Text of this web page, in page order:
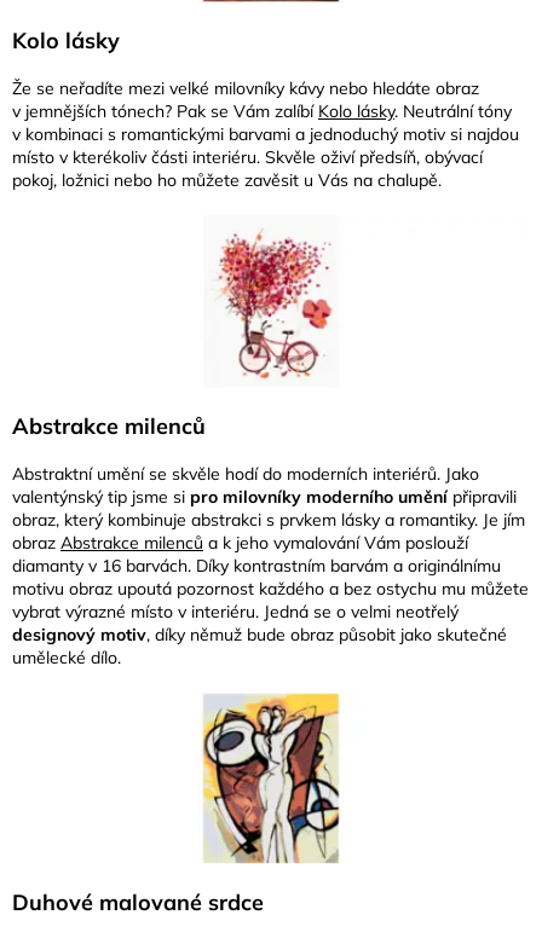
Kolo lásky
Že se neřadíte mezi velké milovníky kávy nebo hledáte obraz
v jemnějších tónech? Pak se Vám zalíbí Kolo lásky. Neutrální tóny
v kombinaci s romantickými barvami a jednoduchý motiv si najdou
místo v kterékoliv části interiéru. Skvěle oživí předsíň, obývací
pokoj, ložnici nebo ho můžete zavěsit u Vás na chalupě.
Abstrakce milenců
Abstraktní umění se skvěle hodí do moderních interiérů. Jako
valentýnský tip jsme si pro milovníky moderního uměnípřipravili
obraz, který kombinuje abstrakci s prvkem lásky a romantiky. Je jím
obraz Abstrakce milenců a k jeho vymalování Vám poslouží
diamanty v 16 barvách. Díky kontrastním barvám a originálnímu
motivu obraz upoutá pozornost každého a bez ostychu mu můžete
vybrat výrazné místo v interiéru. Jedná se o velmi neotřelý
designový motiv, díky němuž bude obraz působit jako skutečné
umělecké dílo.
Duhové malované srdce